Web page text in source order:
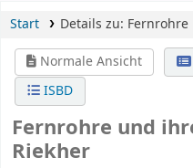
Start Details zu:
Normale Ansicht
ISBD
Fernrohre und
Riekher